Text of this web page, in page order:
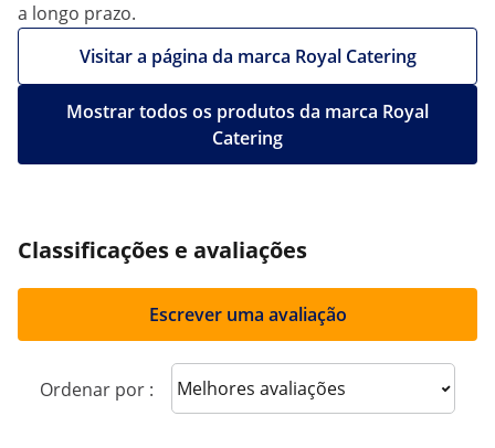
a longo prazo.
Visitar a página da marca Royal Catering
Mostrar todos os produtos da marca Royal
Catering
Classificações e avaliações
Escrever uma avaliação
Ordenar por : Sort reviews